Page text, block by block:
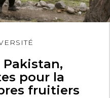
pour la
fruitiers